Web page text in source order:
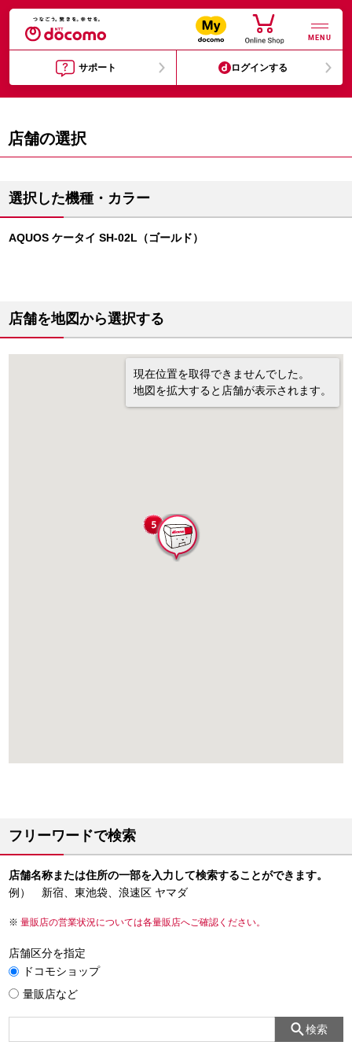
MENU
サポート ログインする
店舗の選択
選択した機種・カラー
AQUOS ケータイ SH-02L（ゴールド）
店舗を地図から選択する
現在位置を取得できませんでした。
地図を拡大すると店舗が表示されます。
フリーワードで検索
店舗名称または住所の一部を入力して検索することができます。
例） 新宿、東池袋、浪速区 ヤマダ
量販店の営業状況については各量販店へご確認ください。
店舗区分を指定
ドコモショップ
量販店など
検索